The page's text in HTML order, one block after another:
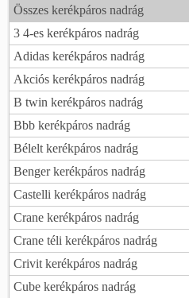
Összes kerékpáros nadrág
3 4-es kerékpáros nadrág
Adidas kerékpáros nadrág
Akciós kerékpáros nadrág
B twin kerékpáros nadrág
Bbb kerékpáros nadrág
Bélelt kerékpáros nadrág
Benger kerékpáros nadrág
Castelli kerékpáros nadrág
Crane kerékpáros nadrág
Crane téli kerékpáros nadrág
Crivit kerékpáros nadrág
Cube kerékpáros nadrág